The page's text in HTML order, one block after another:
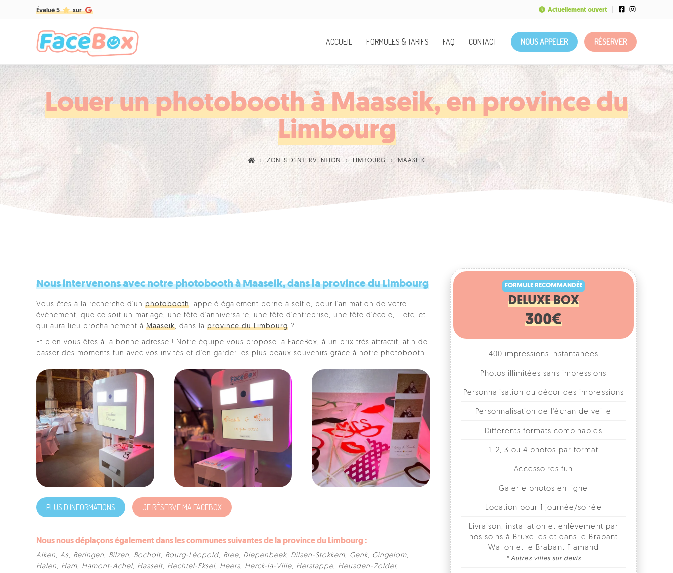
Évalué 5 sur Actuellement ouvert
ACCUEIL FORMULES & TARIFS FAQ CONTACT NOUS APPELER RÉSERVER
Louer un photobooth à Maaseik, en province du
Limbourg
ZONES D'INTERVENTION LIMBOURG MAASEIK
Nous intervenons avec notre photobooth à Maaseik, dans la province du Limbourg
Vous êtes à la recherche d'un photobooth, appelé également borne à selfie, pour l'animation de votre
événement, que ce soit un mariage, une fête d'anniversaire, une fête d'entreprise, une fête d'école,... etc, et
qui aura lieu prochainement à Maaseik, dans la province du Limbourg ?
Et bien vous êtes à la bonne adresse ! Notre équipe vous propose la FaceBox, à un prix très attractif, afin de
passer des moments fun avec vos invités et d'en garder les plus beaux souvenirs grâce à notre photobooth.
PLUS D'INFORMATIONS JE RÉSERVE MA FACEBOX
Nous nous déplaçons également dans les communes suivantes de la province du Limbourg :
Alken, As, Beringen, Bilzen, Bocholt, Bourg-Léopold, Bree, Diepenbeek, Dilsen-Stokkem, Genk, Gingelom,
Halen, Ham, Hamont-Achel, Hasselt, Hechtel-Eksel, Heers, Herck-la-Ville, Herstappe, Heusden-Zolder,
FORMULE RECOMMANDÉE
DELUXE BOX
300€
400 impressions instantanées
Photos illimitées sans impressions
Personnalisation du décor des impressions
Personnalisation de l'écran de veille
Différents formats combinables
1, 2, 3 ou 4 photos par format
Accessoires fun
Galerie photos en ligne
Location pour 1 journée/soirée
Livraison, installation et enlèvement par
nos soins à Bruxelles et dans le Brabant
Wallon et le Brabant Flamand
RÉSERVER MA FACEBOX